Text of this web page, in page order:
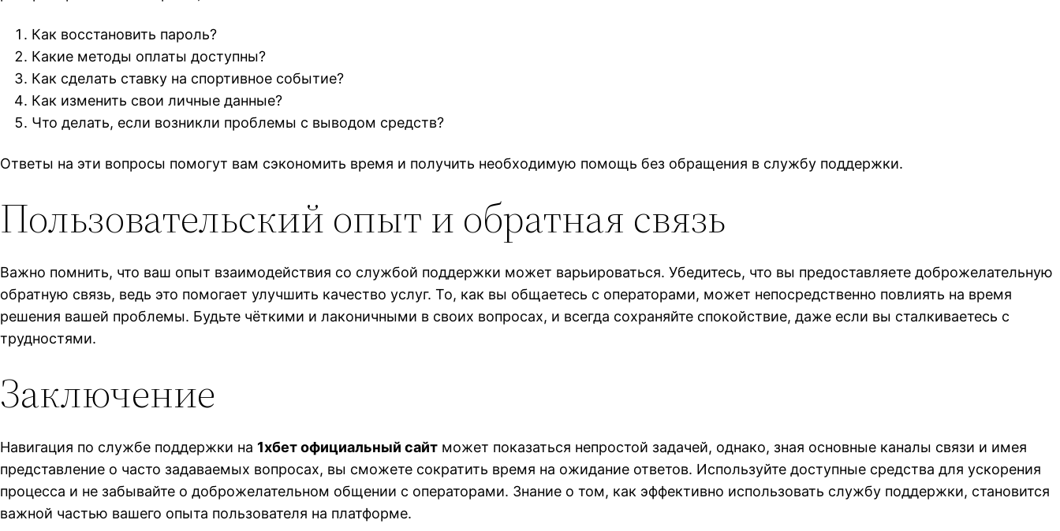
Как восстановить пароль?
Какие методы оплаты доступны?
Как сделать ставку на спортивное событие?
Как изменить свои личные данные?
Что делать, если возникли проблемы с выводом средств?
Ответы на эти вопросы помогут вам сэкономить время и получить необходимую помощь без обращения в службу поддержки.
Пользовательский опыт и обратная связь
Важно помнить, что ваш опыт взаимодействия со службой поддержки может варьироваться. Убедитесь, что вы предоставляете доброжелательную
обратную связь, ведь это помогает улучшить качество услуг. То, как вы общаетесь с операторами, может непосредственно повлиять на время
решения вашей проблемы. Будьте чёткими и лаконичными в своих вопросах, и всегда сохраняйте спокойствие, даже если вы сталкиваетесь с
трудностями.
Заключение
Навигация по службе поддержки на 1хбет официальный сайт может показаться непростой задачей, однако, зная основные каналы связи и имея
представление о часто задаваемых вопросах, вы сможете сократить время на ожидание ответов. Используйте доступные средства для ускорения
процесса и не забывайте о доброжелательном общении с операторами. Знание о том, как эффективно использовать службу поддержки, становится
важной частью вашего опыта пользователя на платформе.